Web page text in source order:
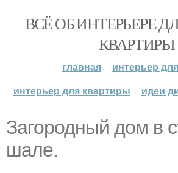
ВСЁ ОБ ИНТЕРЬЕРЕ
КВАРТИРЫ
главная
интерьер
интерьер для квартиры
идеи
Загородный дом в
шале.